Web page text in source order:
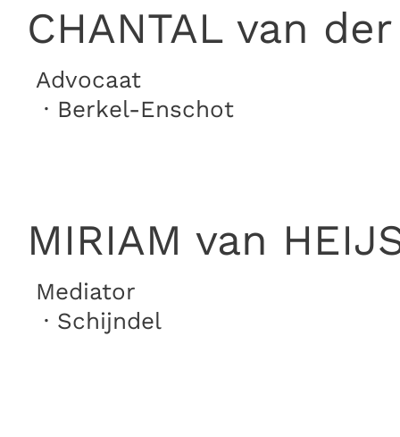
CHANTAL van der
Advocaat
· Berkel-Enschot
MIRIAM van
Mediator
· Schijndel